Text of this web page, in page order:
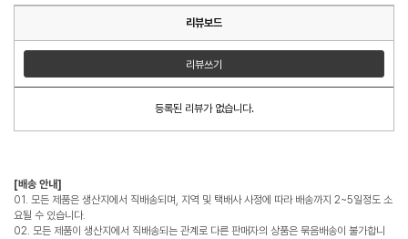
리뷰보드
리뷰쓰기
등록된 리뷰가 없습니다.
[배송 안내]
01. 모든 제품은 생산지에서 직배송되며, 지역 및 택배사 사정에 따라 배송까지 2~5일정도 소
요될 수 있습니다.
02. 모든 제품이 생산지에서 직배송되는 관계로 다른 판매자의 상품은 묶음배송이 불가합니